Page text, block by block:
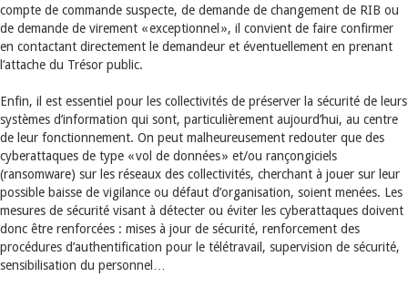
compte de commande suspecte, de demande de changement de RIB ou
de demande de virement « exceptionnel », il convient de faire confirmer
en contactant directement le demandeur et éventuellement en prenant
l’attache du Trésor public.
Enfin, il est essentiel pour les collectivités de préserver la sécurité de leurs
systèmes d’information qui sont, particulièrement aujourd’hui, au centre
de leur fonctionnement. On peut malheureusement redouter que des
cyberattaques de type « vol de données » et/ou rançongiciels
(ransomware) sur les réseaux des collectivités, cherchant à jouer sur leur
possible baisse de vigilance ou défaut d’organisation, soient menées. Les
mesures de sécurité visant à détecter ou éviter les cyberattaques doivent
donc être renforcées : mises à jour de sécurité, renforcement des
procédures d’authentification pour le télétravail, supervision de sécurité,
sensibilisation du personnel…